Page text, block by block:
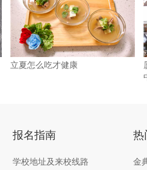
立夏怎么吃才健康
报名指南
学校地址及来校线路
热
金